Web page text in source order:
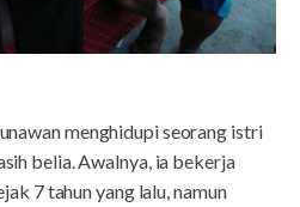
menghidupi seorang istri
belia. Awalnya, ia bekerja
7 tahun yang lalu, namun